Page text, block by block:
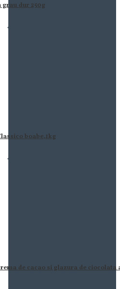
dur 250g
boabe,1kg
de cacao si glazura de ciocolata